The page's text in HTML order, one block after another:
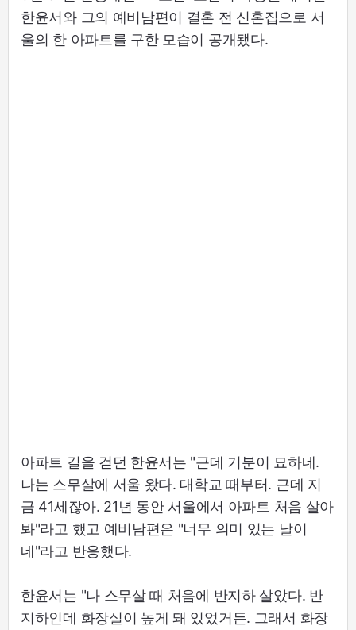
한윤서와 그의 예비남편이 결혼 전 신혼집으로 서
울의 한 아파트를 구한 모습이 공개됐다.
아파트 길을 걷던 한윤서는 "근데 기분이 묘하네.
나는 스무살에 서울 왔다. 대학교 때부터. 근데 지
금 41세잖아. 21년 동안 서울에서 아파트 처음 살아
봐"라고 했고 예비남편은 "너무 의미 있는 날이
네"라고 반응했다.
한윤서는 "나 스무살 때 처음에 반지하 살았다. 반
지하인데 화장실이 높게 돼 있었거든. 그래서 화장